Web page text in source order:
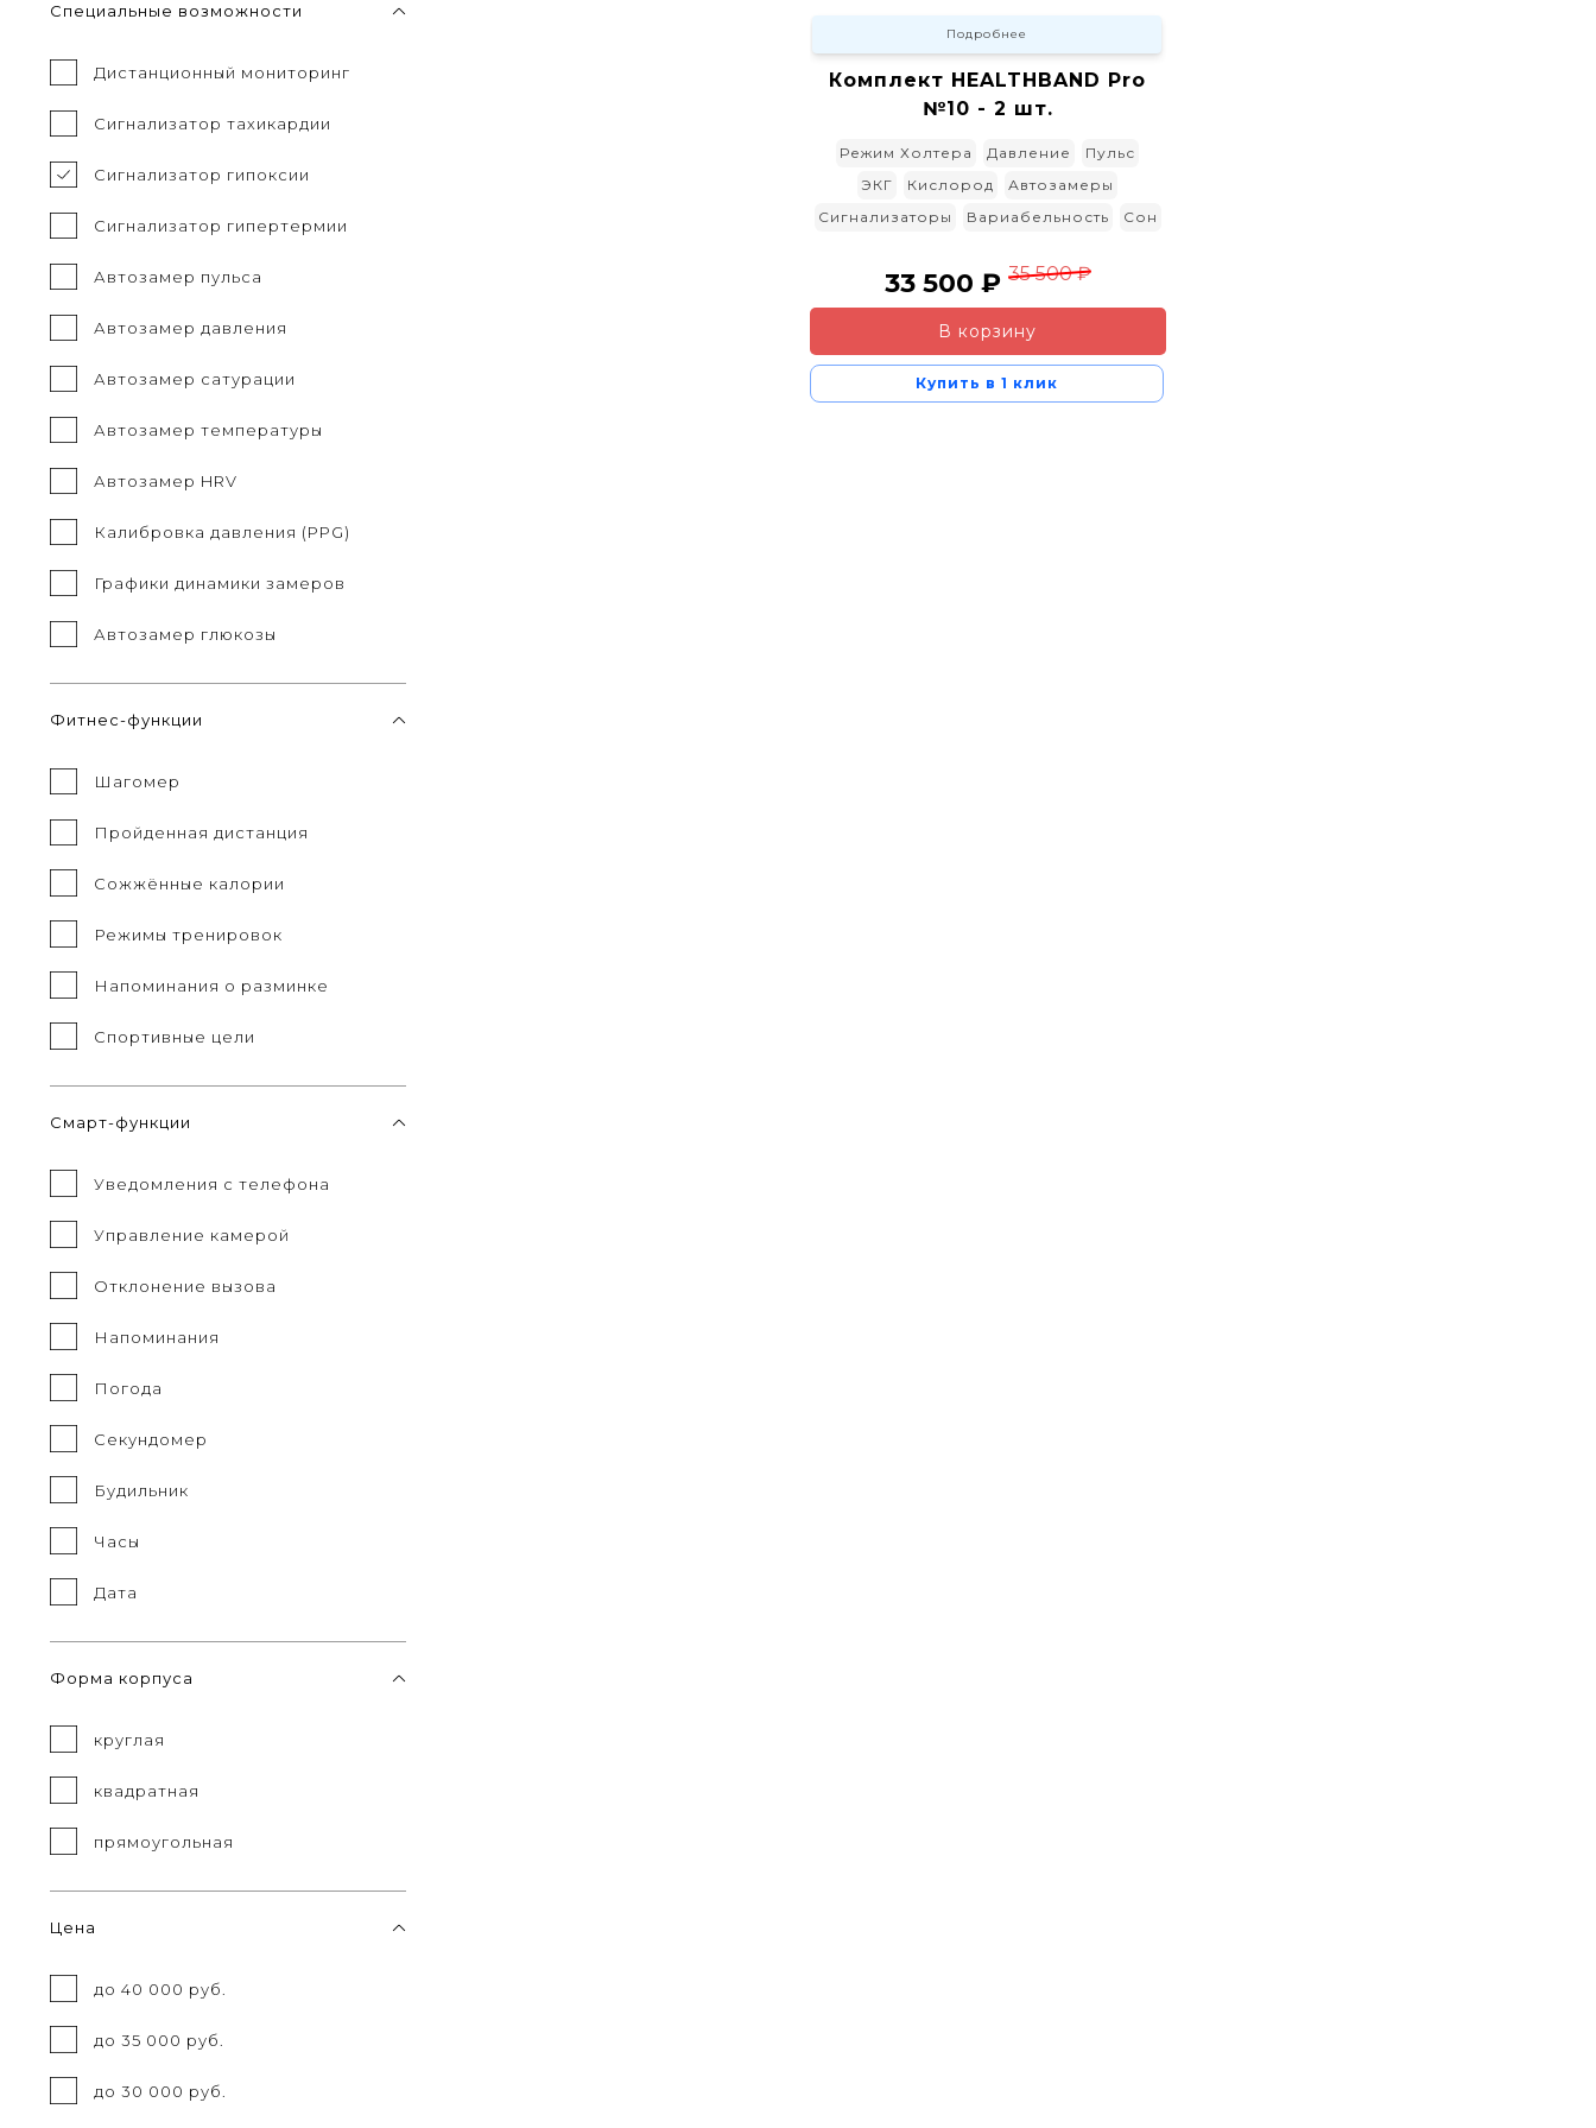
Специальные возможности
Дистанционный мониторинг
Сигнализатор тахикардии
Сигнализатор гипоксии
Сигнализатор гипертермии
Автозамер пульса
Автозамер давления
Автозамер сатурации
Автозамер температуры
Автозамер HRV
Калибровка давления (PPG)
Графики динамики замеров
Автозамер глюкозы
Фитнес-функции
Шагомер
Пройденная дистанция
Сожжённые калории
Режимы тренировок
Напоминания о разминке
Спортивные цели
Смарт-функции
Уведомления с телефона
Управление камерой
Отклонение вызова
Напоминания
Погода
Секундомер
Будильник
Часы
Дата
Форма корпуса
круглая
квадратная
прямоугольная
Цена
до 40 000 руб.
до 35 000 руб.
до 30 000 руб.
Подробнее
Комплект HEALTHBAND Pro
№10 - 2 шт.
Режим Холтера Давление
Пульс
ЭКГ
Кислород
Автозамеры
Сигнализаторы
Вариабельность Сон
33 500 ₽ 35 500 ₽
В корзину
Купить в 1 клик